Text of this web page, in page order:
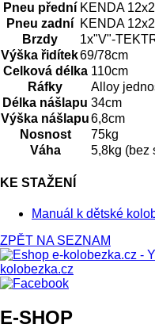
Pneu přední KENDA
Pneu zadní
KENDA
Brzdy
1x"V"-
Výška řidítek69/78cm
Celková délka 110cm
Ráfky
Alloy
Délka nášlapu 34cm
Výška nášlapu6,8cm
Nosnost
75kg
Váha
5,8kg (bez
KE STAŽENÍ
Manuál k dětské
ZPĚT NA SEZNAM
E-SHOP